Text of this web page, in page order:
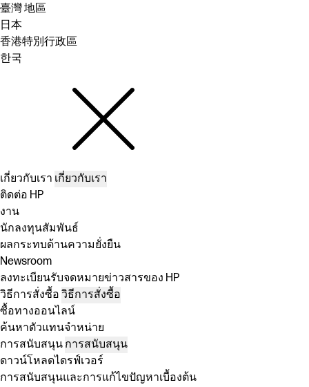
臺灣 地區
日本
香港特別行政區
한국
เกี่ยวกับเรา เกี่ยวกับเรา
ติดต่อ HP
งาน
นักลงทุนสัมพันธ์
ผลกระทบด้านความยั่งยืน
Newsroom
ลงทะเบียนรับจดหมายข่าวสารของ HP
วิธีการสั่งซื้อ วิธีการสั่งซื้อ
ซื้อทางออนไลน์
ค้นหาตัวแทนจำหน่าย
การสนับสนุน การสนับสนุน
ดาวน์โหลดไดรฟ์เวอร์
การสนับสนุนและการแก้ไขปัญหาเบื้องต้น